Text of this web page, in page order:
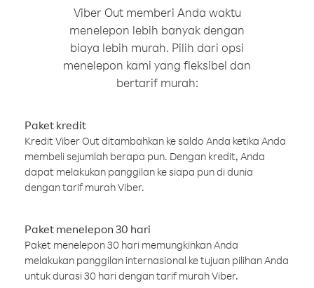
Viber Out memberi Anda waktu
menelepon lebih banyak dengan
biaya lebih murah. Pilih dari opsi
menelepon kami yang fleksibel dan
bertarif murah:
Paket kredit
Kredit Viber Out ditambahkan ke saldo Anda ketika Anda
membeli sejumlah berapa pun. Dengan kredit, Anda
dapat melakukan panggilan ke siapa pun di dunia
dengan tarif murah Viber.
Paket menelepon 30 hari
Paket menelepon 30 hari memungkinkan Anda
melakukan panggilan internasional ke tujuan pilihan Anda
untuk durasi 30 hari dengan tarif murah Viber.